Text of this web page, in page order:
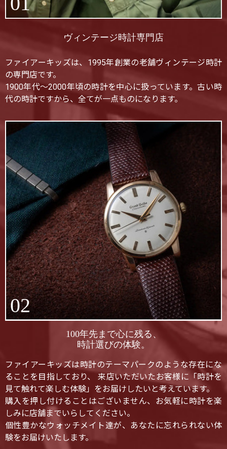
ヴィンテージ時計専門店
ファイアーキッズは、1995年創業の老舗ヴィンテージ時計
の専門店です。
1900年代〜2000年頃の時計を中心に扱っています。古い時
代の時計ですから、全てが一点ものになります。
02
100年先まで心に残る、
時計選びの体験。
ファイアーキッズは時計のテーマパークのような存在にな
ることを目指しており、 来店いただいたお客様に「時計を
見て触れて楽しむ体験」をお届けしたいと考えています。
購入を押し付けることはございません、お気軽に時計を楽
しみに店舗までいらしてください。
個性豊かなウォッチメイト達が、あなたに忘れられない体
験をお届けいたします。